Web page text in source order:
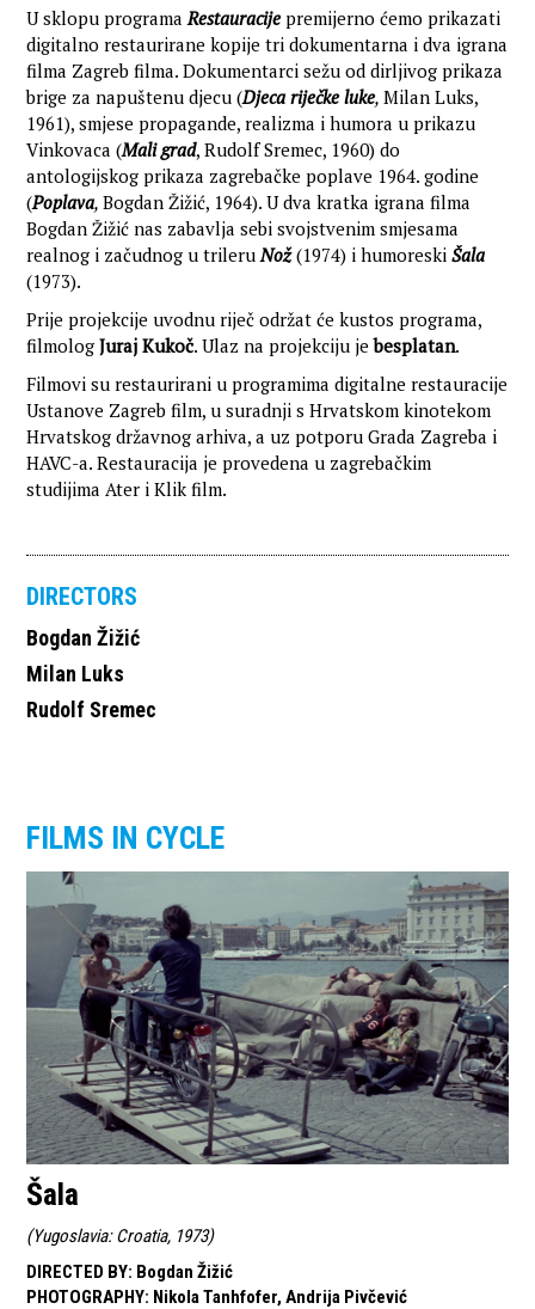
U sklopu programaRestauracijepremijerno ćemo prikazati
digitalno restaurirane kopije tri dokumentarna i dva igrana
filma Zagreb filma. Dokumentarci sežu od dirljivog prikaza
brige za napuštenu djecu (Djeca riječke luke,Milan Luks,
1961), smjese propagande, realizma i humora u prikazu
Vinkovaca (Mali grad, Rudolf Sremec, 1960) do
antologijskog prikaza zagrebačke poplave 1964. godine
(Poplava,Bogdan Žižić, 1964). U dva kratka igrana filma
Bogdan Žižić nas zabavlja sebi svojstvenim smjesama
realnog i začudnog u trileruNož(1974) i humoreskiŠala
(1973).
Prije projekcije uvodnu riječ održat će kustos programa,
filmologJuraj Kukoč. Ulaz na projekciju jebesplatan.
Filmovi su restaurirani u programima digitalne restauracije
Ustanove Zagreb film, u suradnji s Hrvatskom kinotekom
Hrvatskog državnog arhiva, a uz potporu Grada Zagreba i
HAVC-a. Restauracija je provedena u zagrebačkim
studijima Ater i Klik film.
DIRECTORS
Bogdan Žižić
Milan Luks
Rudolf Sremec
FILMS IN CYCLE
Šala
(Yugoslavia: Croatia, 1973)
DIRECTED BY: Bogdan Žižić
PHOTOGRAPHY: Nikola Tanhfofer, Andrija Pivčević